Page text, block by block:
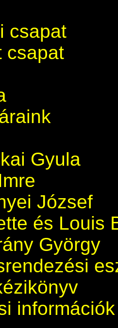
csapat
csapat
Gyula
József
és Louis
György
információk